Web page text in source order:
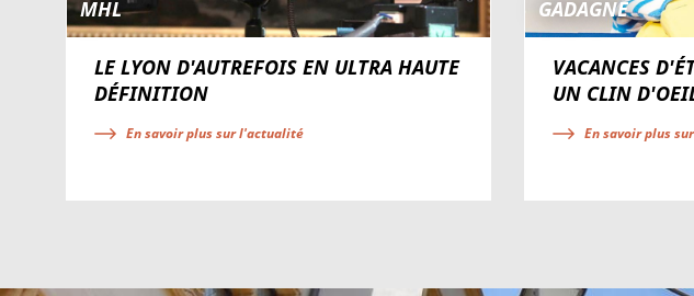
MHL
LE LYON D'AUTREFOIS EN ULTRA HAUTE
DÉFINITION
En savoir plus sur l'actualité
GADAGNE
VACANCES
UN CLIN
En savoir plus